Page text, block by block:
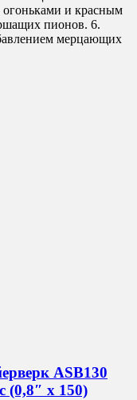
и красным
пионов. 6.
мерцающих
ASB130
(0,8″ х 150)